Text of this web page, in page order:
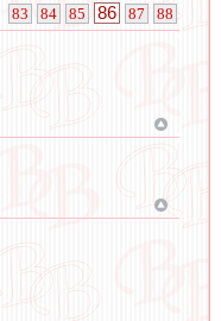
83 84 85 86 87 88